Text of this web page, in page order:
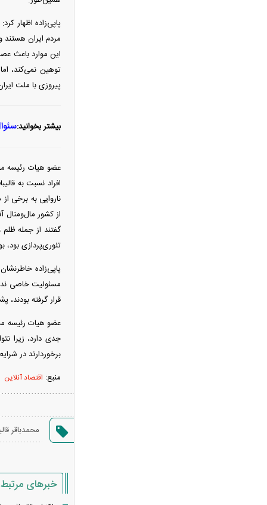
مردم ایران
این موارد باعث
توهین نمی‌کند،
پیروزی با ملت
بیشتر بخوانید:
عضو هیات رئیسه
افراد نسبت به
از کشور مال‌ومنال
گفتند از جمله
تئوری‌پردازی بود،
مسئولیت خاصی
قرار گرفته
عضو هیات رئیسه
جدی دارد، زیرا
برخوردارند در
منبع: اقتصاد آنلاین
محمدباقر
خبرهای مرتبط